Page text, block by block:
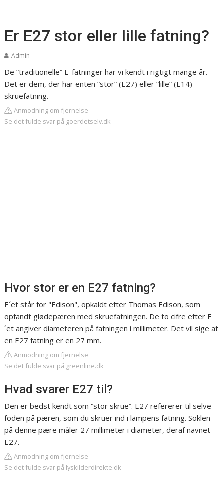
Er E27 stor eller lille fatning?
Admin
De ”traditionelle” E-fatninger har vi kendt i rigtigt mange år.
Det er dem, der har enten ”stor” (E27) eller ”lille” (E14)-
skruefatning.
Anmodning om fjernelse
Se det fulde svar på goerdetselv.dk
Hvor stor er en E27 fatning?
E´et står for "Edison", opkaldt efter Thomas Edison, som
opfandt glødepæren med skruefatningen. De to cifre efter E
´et angiver diameteren på fatningen i millimeter. Det vil sige at
en E27 fatning er en 27 mm.
Anmodning om fjernelse
Se det fulde svar på greenline.dk
Hvad svarer E27 til?
Den er bedst kendt som “stor skrue”. E27 refererer til selve
foden på pæren, som du skruer ind i lampens fatning. Soklen
på denne pære måler 27 millimeter i diameter, deraf navnet
E27.
Anmodning om fjernelse
Se det fulde svar på lyskilderdirekte.dk